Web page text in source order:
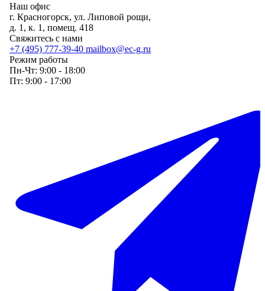
Наш офис
г. Красногорск, ул. Липовой рощи,
д. 1, к. 1, помещ. 418
Свяжитесь с нами
+7 (495) 777-39-40 mailbox@ec-g.ru
Режим работы
Пн-Чт: 9:00 - 18:00
Пт: 9:00 - 17:00